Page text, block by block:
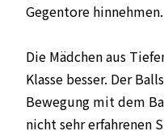
Gegentore hinnehmen.
Die Mädchen aus
Klasse besser. Der
Bewegung mit dem
nicht sehr erfahrenen